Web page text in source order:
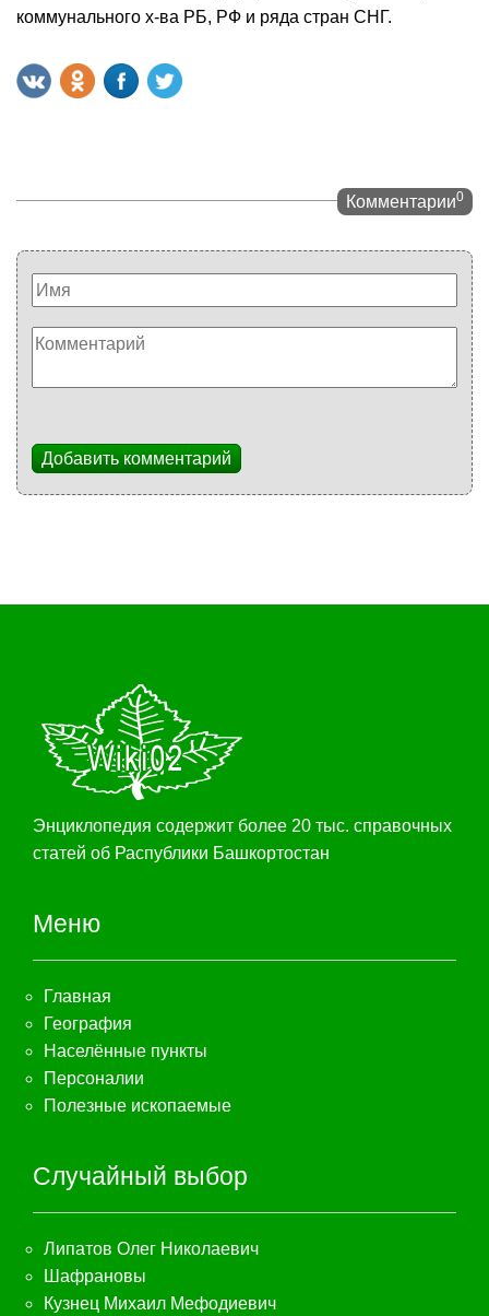
коммунального х-ва РБ, РФ и ряда стран СНГ.
Комментарии0
Добавить комментарий
Энциклопедия содержит более 20 тыс. справочных
статей об Распублики Башкортостан
Меню
Главная
География
Населённые пункты
Персоналии
Полезные ископаемые
Случайный выбор
Липатов Олег Николаевич
Шафрановы
Кузнец Михаил Мефодиевич